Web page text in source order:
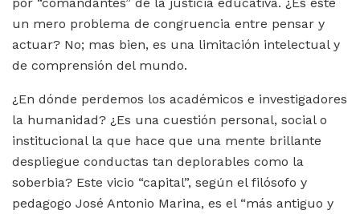
un mero problema de congruencia entre pensar y
actuar? No; mas bien, es una limitación intelectual y
de comprensión del mundo.
¿En dónde perdemos los académicos e investigadores
la humanidad? ¿Es una cuestión personal, social o
institucional la que hace que una mente brillante
despliegue conductas tan deplorables como la
soberbia? Este vicio “capital”, según el filósofo y
pedagogo José Antonio Marina, es el “más antiguo y